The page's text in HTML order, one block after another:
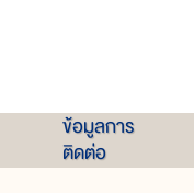
ข้อมูลการ
ติดต่อ